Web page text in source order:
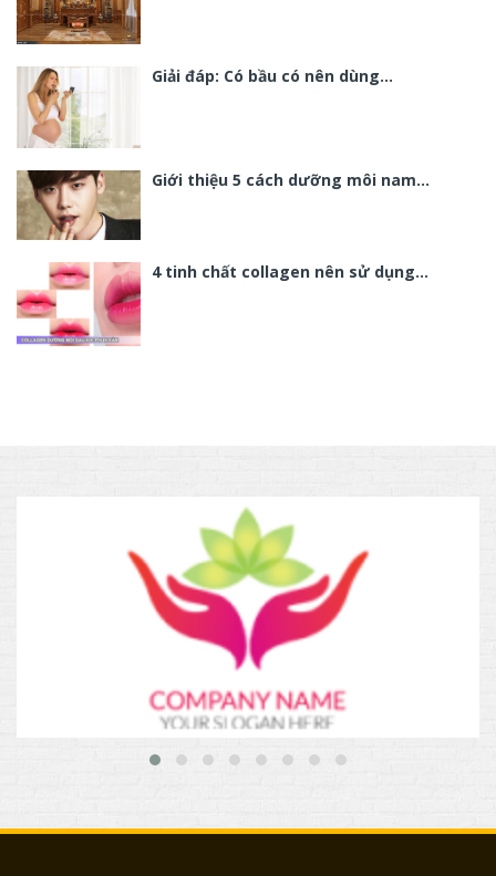
Giải đáp: Có bầu có nên dùng…
Giới thiệu 5 cách dưỡng môi nam…
4 tinh chất collagen nên sử dụng…